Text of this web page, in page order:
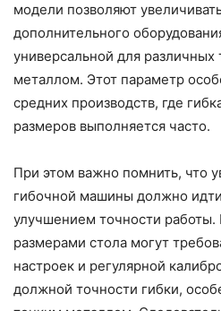
модели позволяют
дополнительного
универсальной для различных
металлом. Этот параметр
средних производств, где
размеров выполняется часто.
При этом важно помнить, что
гибочной машины должно
улучшением точности
размерами стола могут
настроек и регулярной
должной точности гибки,